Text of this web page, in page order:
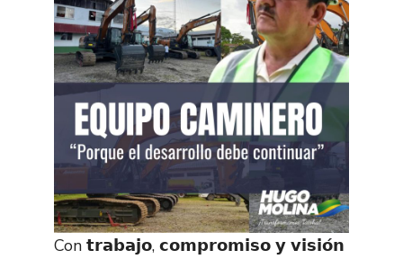
Con 𝘁𝗿𝗮𝗯𝗮𝗷𝗼, 𝗰𝗼𝗺𝗽𝗿𝗼𝗺𝗶𝘀𝗼 𝘆 𝘃𝗶𝘀𝗶𝗼́𝗻